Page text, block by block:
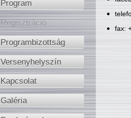
Program
Regisztráció
Programbizottság
Versenyhelyszín
Kapcsolat
Galéria
fax: